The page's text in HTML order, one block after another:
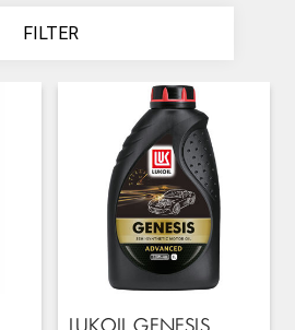
FILTER
LUKOIL GENESIS